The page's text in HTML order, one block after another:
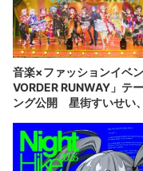
音楽×ファッションイベ
VORDER RUNWAY」テ
ング公開 星街すいせい